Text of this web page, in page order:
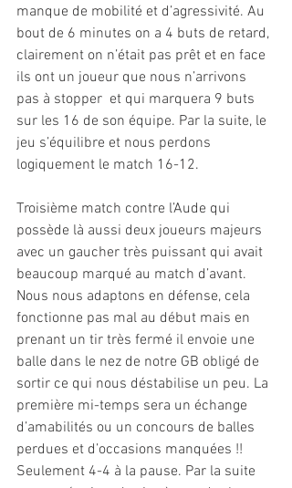
manque de mobilité et d’agressivité. Au
bout de 6 minutes on a 4 buts de retard,
clairement on n’était pas prêt et en face
ils ont un joueur que nous n’arrivons
pas à stopper  et qui marquera 9 buts
sur les 16 de son équipe. Par la suite, le
jeu s’équilibre et nous perdons
logiquement le match 16-12.
Troisième match contre l’Aude qui
possède là aussi deux joueurs majeurs
avec un gaucher très puissant qui avait
beaucoup marqué au match d’avant.
Nous nous adaptons en défense, cela
fonctionne pas mal au début mais en
prenant un tir très fermé il envoie une
balle dans le nez de notre GB obligé de
sortir ce qui nous déstabilise un peu. La
première mi-temps sera un échange
d’amabilités ou un concours de balles
perdues et d’occasions manquées !!
Seulement 4-4 à la pause. Par la suite